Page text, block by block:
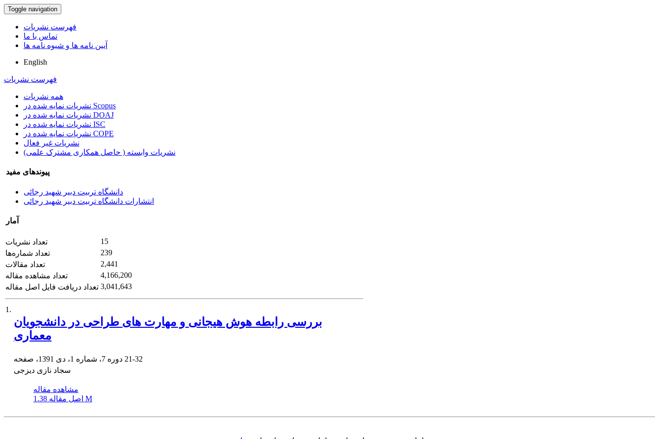
Toggle navigation
فهرست نشریات
تماس با ما
آیین نامه ها و شیوه نامه ها
English
فهرست نشریات
همه نشریات
نشریات نمایه شده در Scopus
نشریات نمایه شده در DOAJ
نشریات نمایه شده در ISC
نشریات نمایه شده در COPE
نشریات غیر فعال
نشریات وابسته ( حاصل همکاری مشترک علمی)
پیوندهای مفید
دانشگاه تربیت دبیر شهید رجائی
انتشارات دانشگاه تربیت دبیر شهید رجائی
آمار
تعداد نشریات
15
تعداد شماره‌ها
239
تعداد مقالات
2,441
تعداد مشاهده مقاله
4,166,200
تعداد دریافت فایل اصل مقاله 3,041,643
1.
بررسی رابطه هوش هیجانی و مهارت های طراحی در دانشجویان
معماری
21-32
سجاد نازی دیزجی
مشاهده مقاله
اصل مقاله 1.38 M